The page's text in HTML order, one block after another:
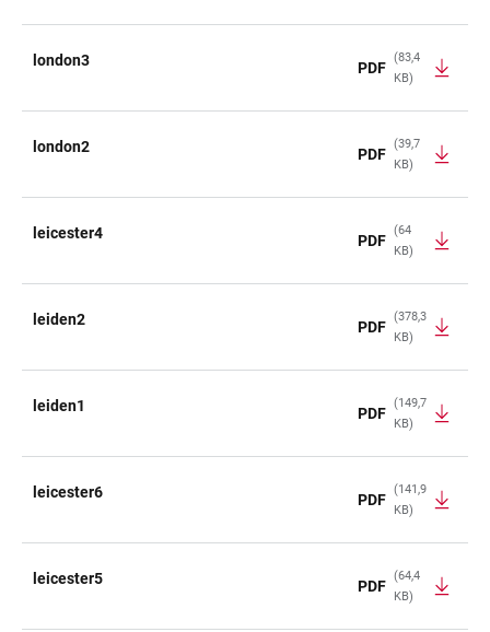
london3 PDF
(83,4
KB)
london2 PDF
(39,7
KB)
leicester4 PDF
(64
KB)
leiden2 PDF
(378,3
KB)
leiden1 PDF
(149,7
KB)
leicester6 PDF
(141,9
KB)
leicester5 PDF
(64,4
KB)